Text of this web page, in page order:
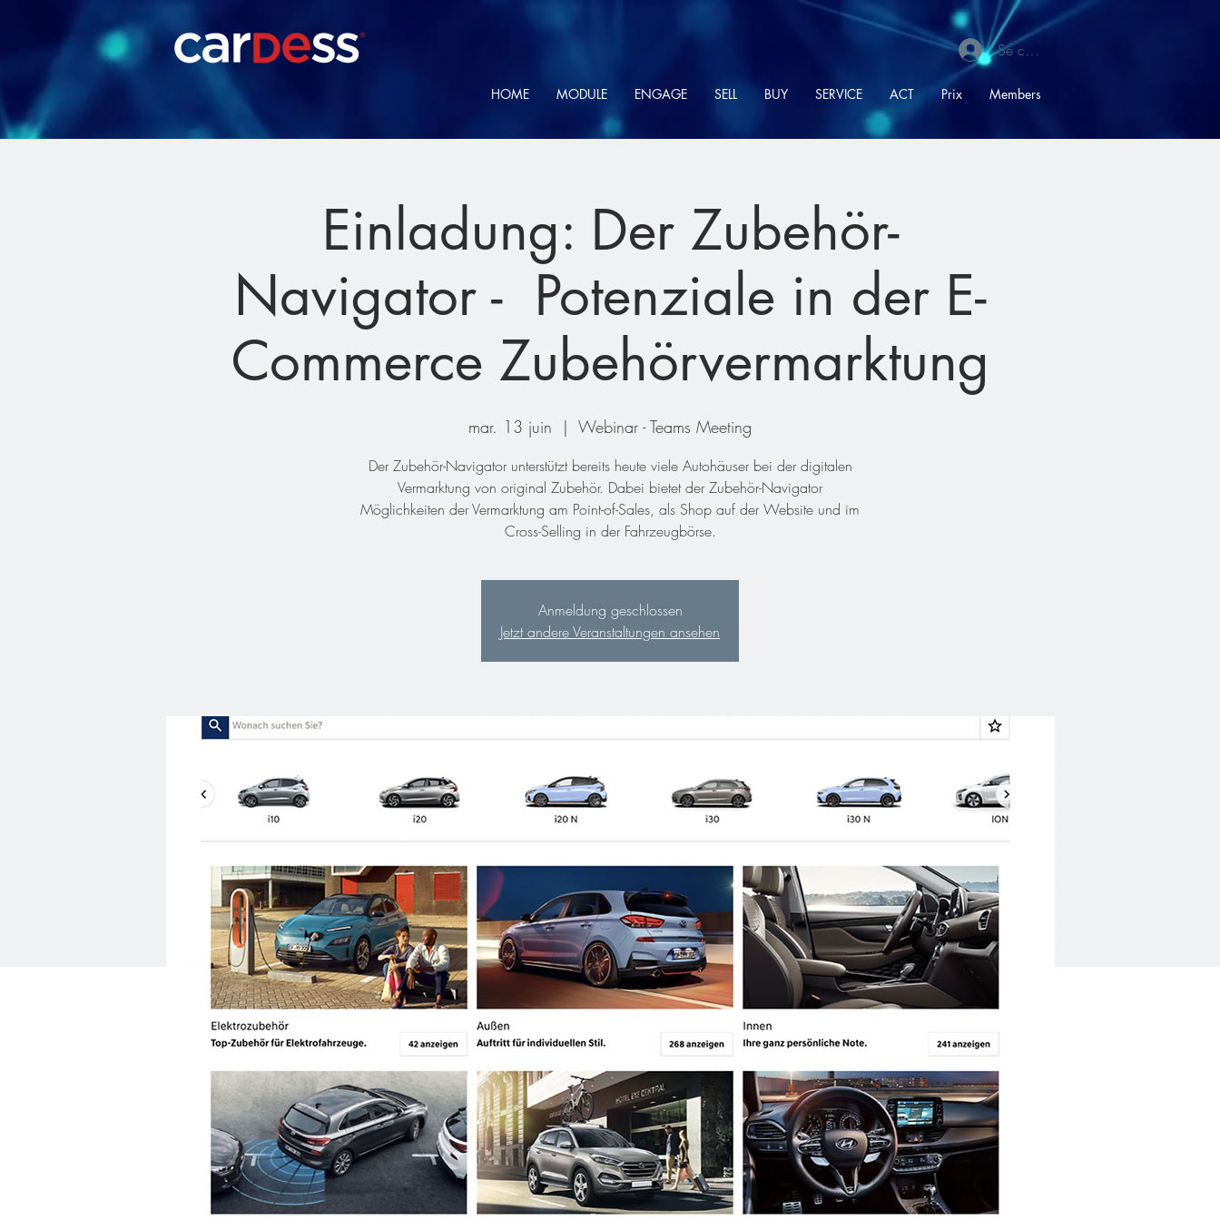
Se connecter
HOME MODULE ENGAGE SELL BUY SERVICE ACT Prix Members
Einladung: Der Zubehör-
Navigator - Potenziale in der E-
Commerce Zubehörvermarktung
mar. 13 juin
  |
Webinar - Teams Meeting
Der Zubehör-Navigator unterstützt bereits heute viele Autohäuser bei der digitalen
Vermarktung von original Zubehör. Dabei bietet der Zubehör-Navigator
Möglichkeiten der Vermarktung am Point-of-Sales, als Shop auf der Website und im
Anmeldung geschlossen
Jetzt andere Veranstaltungen ansehen